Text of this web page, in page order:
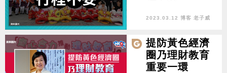
2023.03.12 博客 老子威
提防黃色經濟
圈乃理財教育
重要一環